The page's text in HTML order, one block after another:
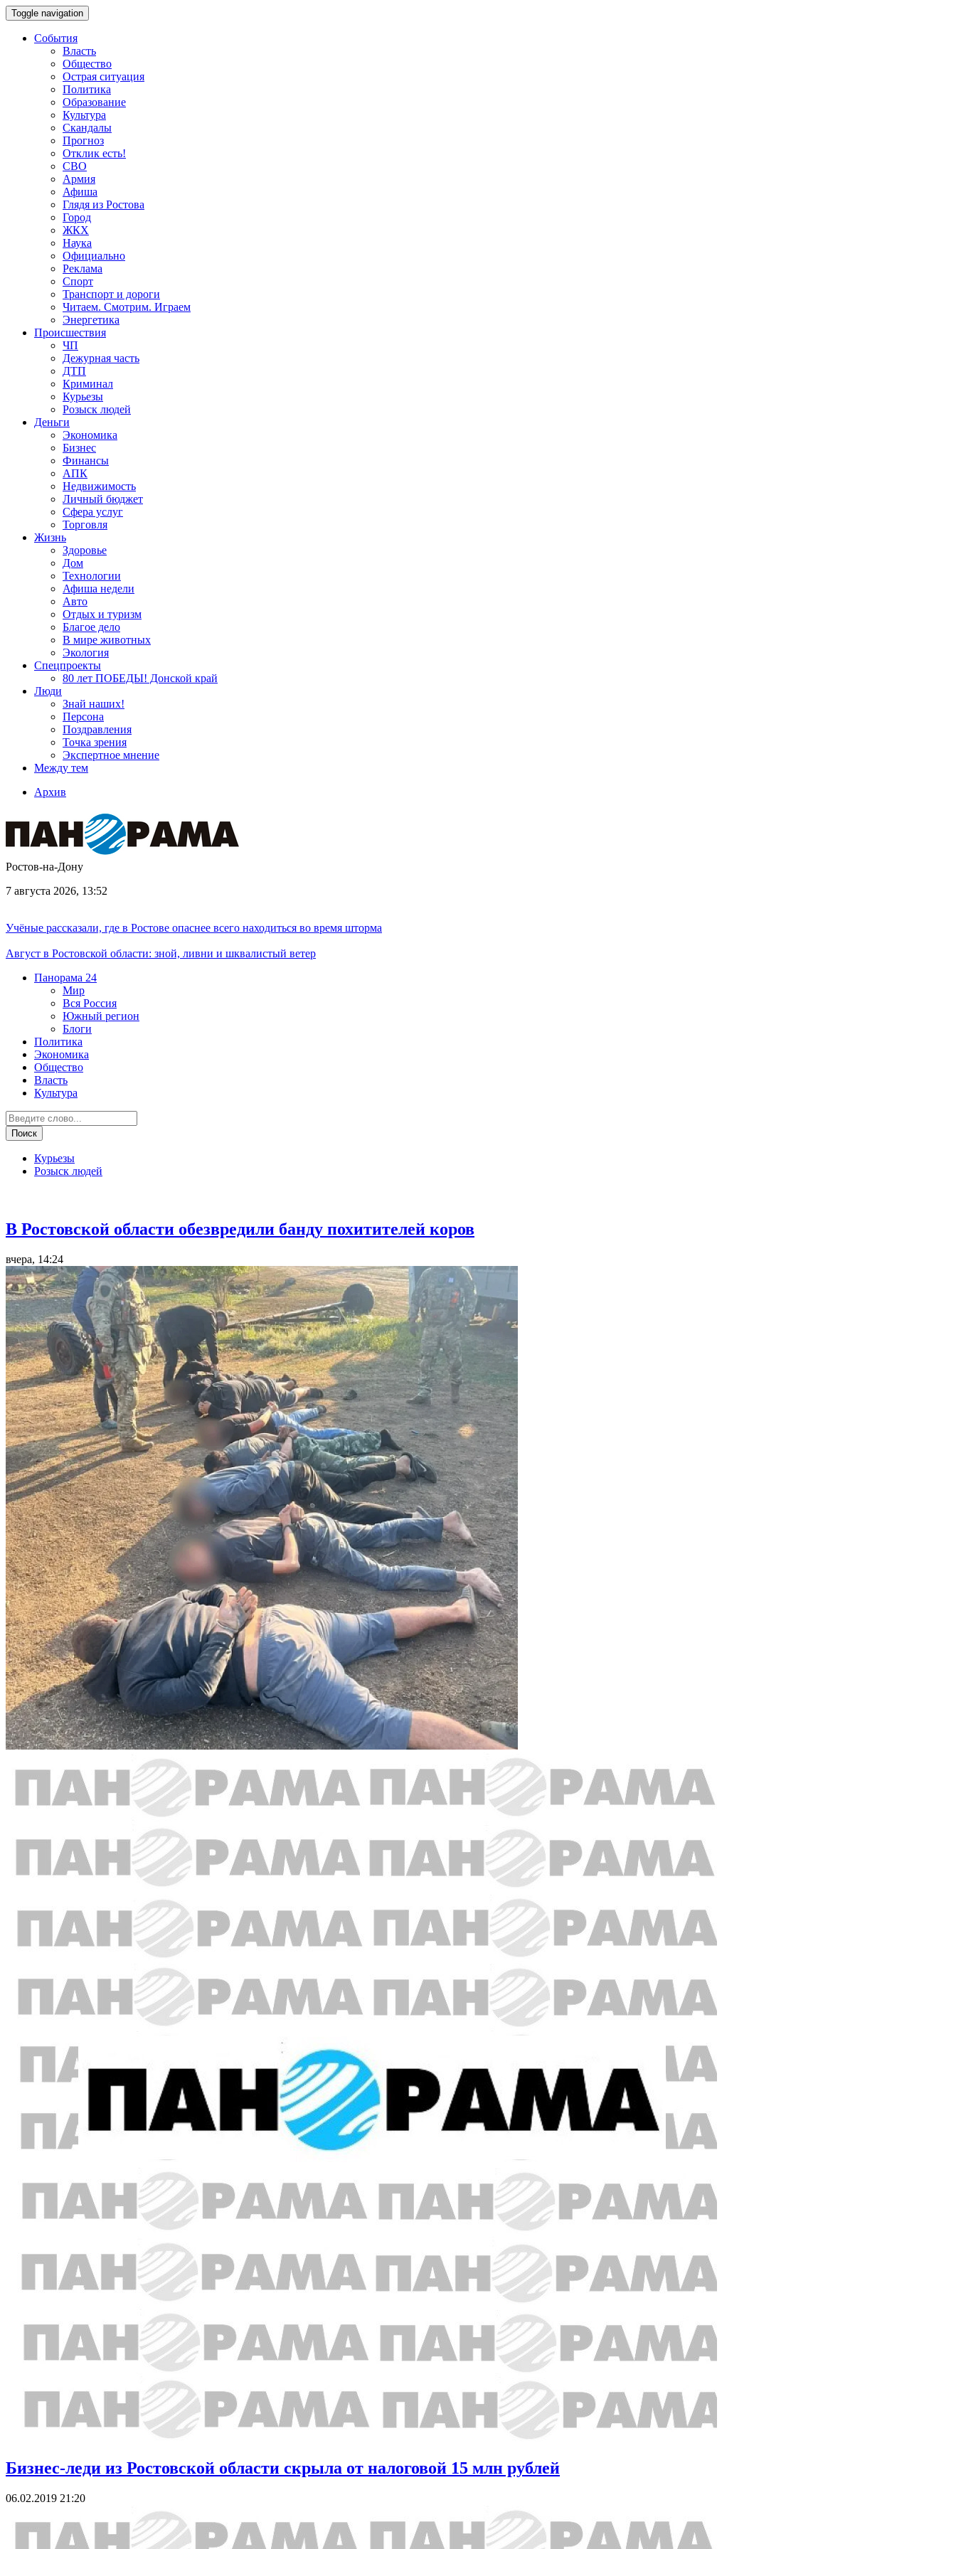
Toggle navigation
События
Власть
Общество
Острая ситуация
Политика
Образование
Культура
Скандалы
Прогноз
Отклик есть!
СВО
Армия
Афиша
Глядя из Ростова
Город
ЖКХ
Наука
Официально
Реклама
Спорт
Транспорт и дороги
Читаем. Смотрим. Играем
Энергетика
Происшествия
ЧП
Дежурная часть
ДТП
Криминал
Курьезы
Розыск людей
Деньги
Экономика
Бизнес
Финансы
АПК
Недвижимость
Личный бюджет
Сфера услуг
Торговля
Жизнь
Здоровье
Дом
Технологии
Афиша недели
Авто
Отдых и туризм
Благое дело
В мире животных
Экология
Спецпроекты
80 лет ПОБЕДЫ! Донской край
Люди
Знай наших!
Персона
Поздравления
Точка зрения
Экспертное мнение
Между тем
Архив
Ростов-на-Дону
7 августа 2026, 13:52
Учёные рассказали, где в Ростове опаснее всего находиться во время шторма
Август в Ростовской области: зной, ливни и шквалистый ветер
Панорама 24
Мир
Вся Россия
Южный регион
Блоги
Политика
Экономика
Общество
Власть
Культура
Курьезы
Розыск людей
В Ростовской области обезвредили банду похитителей коров
вчера, 14:24
Бизнес-леди из Ростовской области скрыла от налоговой 15 млн рублей
06.02.2019 21:20